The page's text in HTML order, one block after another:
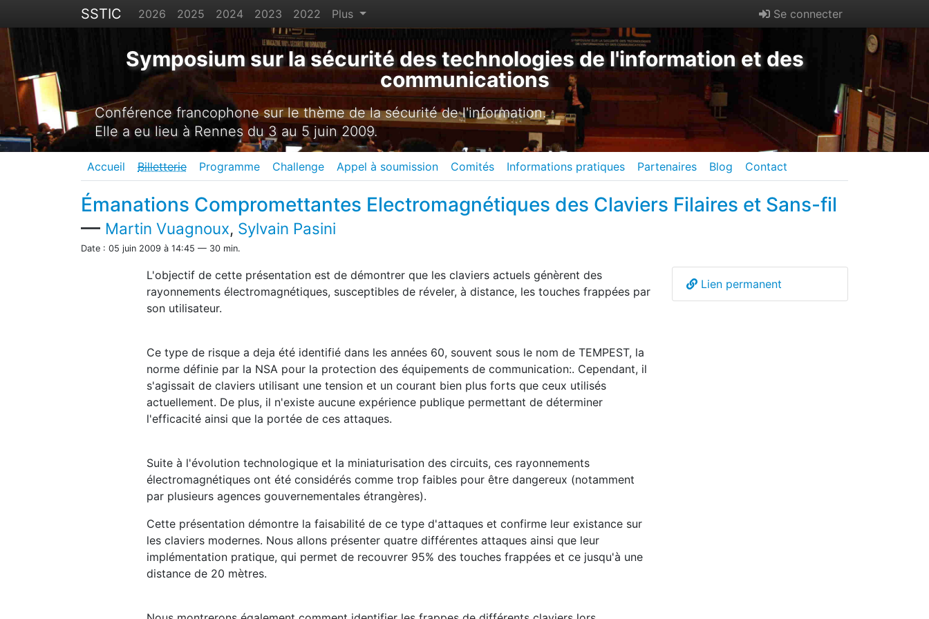
SSTIC 2026 2025 2024 2023 2022 Plus Se connecter
Symposium sur la sécurité des technologies de l'information et des
communications
Conférence francophone sur le thème de la sécurité de l'information.
Elle a eu lieu à Rennes du 3 au 5 juin 2009.
Accueil Billetterie Programme Challenge Appel à soumission Comités Informations pratiques Partenaires Blog Contact
Émanations Compromettantes Electromagnétiques des Claviers Filaires et Sans-fil
— Martin Vuagnoux, Sylvain Pasini
Date : 05 juin 2009 à 14:45 — 30 min.
L'objectif de cette présentation est de démontrer que les claviers actuels génèrent des
rayonnements électromagnétiques, susceptibles de réveler, à distance, les touches frappées par
son utilisateur.
Ce type de risque a deja été identifié dans les années 60, souvent sous le nom de TEMPEST, la
norme définie par la NSA pour la protection des équipements de communication:. Cependant, il
s'agissait de claviers utilisant une tension et un courant bien plus forts que ceux utilisés
actuellement. De plus, il n'existe aucune expérience publique permettant de déterminer
l'efficacité ainsi que la portée de ces attaques.
Suite à l'évolution technologique et la miniaturisation des circuits, ces rayonnements
électromagnétiques ont été considérés comme trop faibles pour être dangereux (notamment
par plusieurs agences gouvernementales étrangères).
Cette présentation démontre la faisabilité de ce type d'attaques et confirme leur existance sur
les claviers modernes. Nous allons présenter quatre différentes attaques ainsi que leur
implémentation pratique, qui permet de recouvrer 95% des touches frappées et ce jusqu'à une
distance de 20 mètres.
Lien permanent